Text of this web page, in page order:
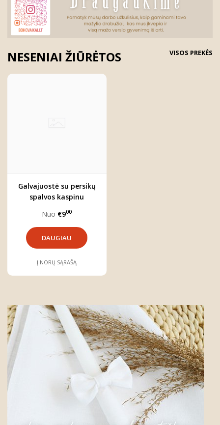
NESENIAI ŽIŪRĖTOS VISOS PREKĖS
Galvajuostė su persikų
spalvos kaspinu
Nuo €900
DAUGIAU
Į NORŲ SĄRAŠĄ